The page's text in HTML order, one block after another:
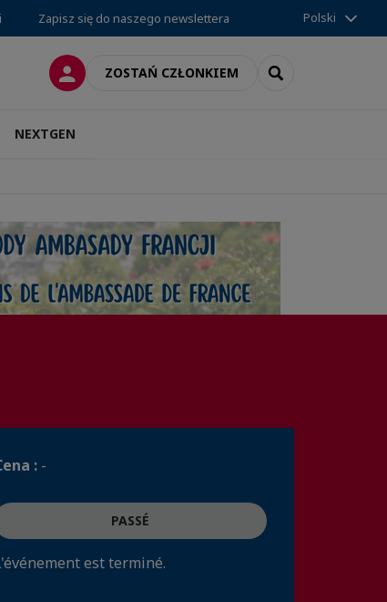
Zapisz się do naszego newslettera Polski
LOGOWANIEZOSTAŃ CZŁONKIEM SEARCH
NEXTGEN
: -
PASSÉ
est terminé.